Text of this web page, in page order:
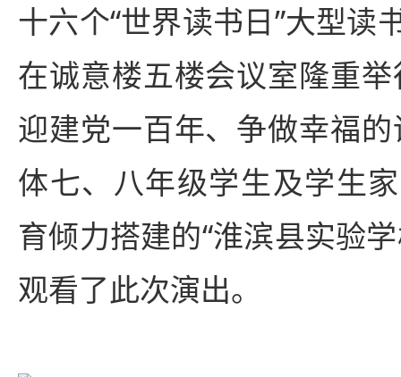
十六个“世界读书日”大型读
在诚意楼五楼会议室隆重
迎建党一百年、争做幸福
体七、八年级学生及学生
育倾力搭建的“淮滨县实验
观看了此次演出。